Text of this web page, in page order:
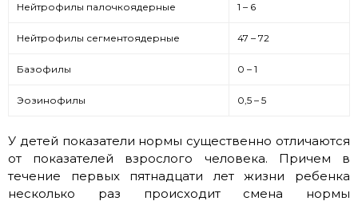
Нейтрофилы палочкоядерные 1 – 6
Нейтрофилы сегментоядерные 47 – 72
Базофилы 0 – 1
Эозинофилы 0,5 – 5
У детей показатели нормы существенно отличаются
от показателей взрослого человека. Причем в
течение первых пятнадцати лет жизни ребенка
несколько раз происходит смена нормы